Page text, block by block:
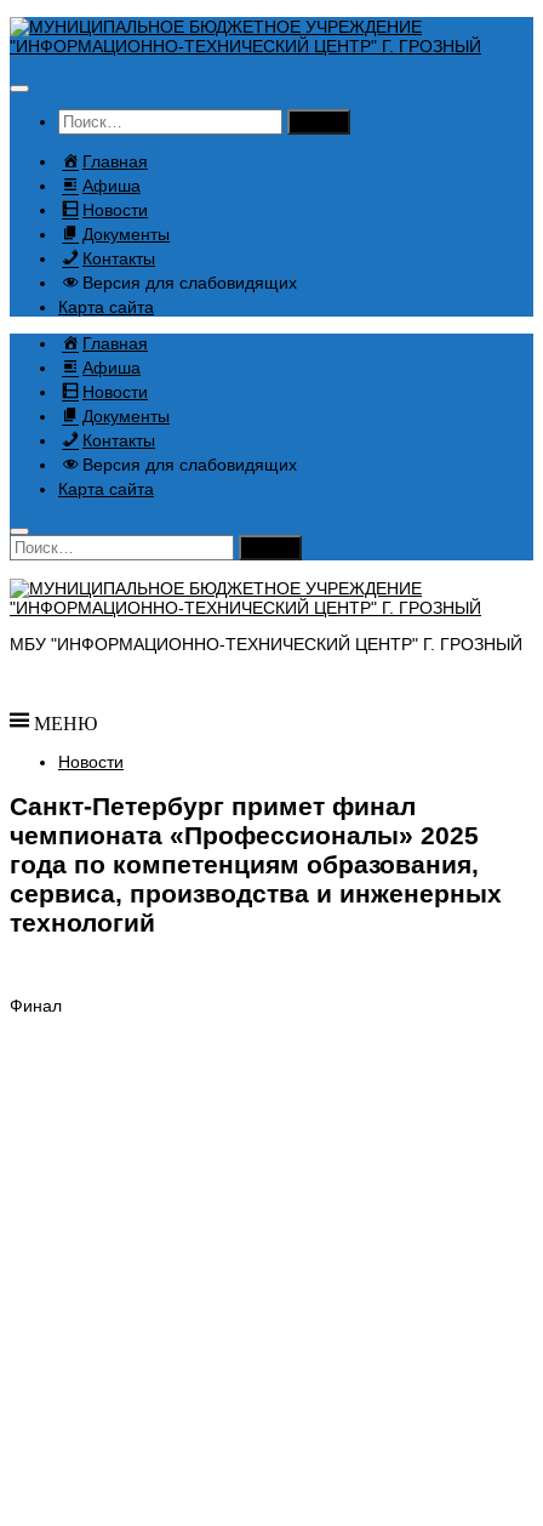
Перейти
к
Найти:
Главная
Афиша
Новости
Документы
Контакты
Версия для слабовидящих
Карта сайта
Главная
Афиша
Новости
Документы
Контакты
Версия для слабовидящих
Карта сайта
Найти:
МБУ "ИНФОРМАЦИОННО-ТЕХНИЧЕСКИЙ ЦЕНТР" Г. ГРОЗНЫЙ
МЕНЮ
Новости
Санкт-Петербург примет финал
чемпионата «Профессионалы» 2025
года по компетенциям образования,
сервиса, производства и инженерных
технологий
Финал